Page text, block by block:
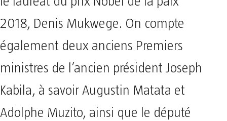
2018, Denis Mukwege. On compte
également deux anciens Premiers
ministres de l’ancien président Joseph
Kabila, à savoir Augustin Matata et
Adolphe Muzito, ainsi que le député